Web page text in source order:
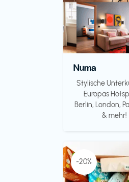
Numa
Stylische
Europas
Berlin, London,
& mehr!
-20%